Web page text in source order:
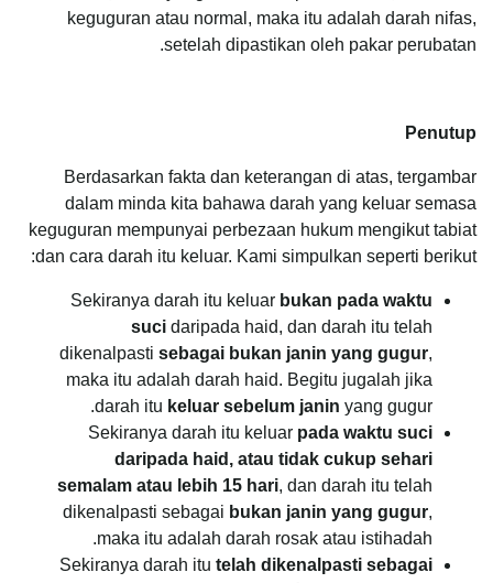
keguguran atau normal, maka itu adalah darah nifas,
setelah dipastikan oleh pakar perubatan.
Penutup
Berdasarkan fakta dan keterangan di atas, tergambar
dalam minda kita bahawa darah yang keluar semasa
keguguran mempunyai perbezaan hukum mengikut tabiat
dan cara darah itu keluar. Kami simpulkan seperti berikut:
Sekiranya darah itu keluar bukan pada waktu
suci daripada haid, dan darah itu telah
dikenalpasti sebagai bukan janin yang gugur,
maka itu adalah darah haid. Begitu jugalah jika
darah itu keluar sebelum janin yang gugur.
Sekiranya darah itu keluar pada waktu suci
daripada haid, atau tidak cukup sehari
semalam atau lebih 15 hari, dan darah itu telah
dikenalpasti sebagai bukan janin yang gugur,
maka itu adalah darah rosak atau istihadah.
Sekiranya darah itu telah dikenalpasti sebagai